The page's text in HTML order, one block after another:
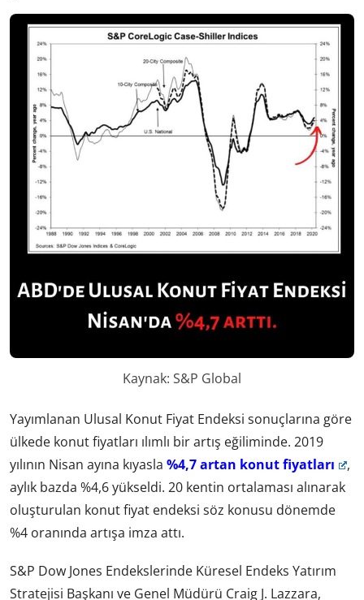
Kaynak: S&P Global
Yayımlanan Ulusal Konut Fiyat Endeksi sonuçlarına göre
ülkede konut fiyatları ılımlı bir artış eğiliminde. 2019
yılının Nisan ayına kıyasla %4,7 artan konut fiyatları
,
aylık bazda %4,6 yükseldi. 20 kentin ortalaması alınarak
oluşturulan konut fiyat endeksi söz konusu dönemde
%4 oranında artışa imza attı.
S&P Dow Jones Endekslerinde Küresel Endeks Yatırım
Stratejisi Başkanı ve Genel Müdürü Craig J. Lazzara,